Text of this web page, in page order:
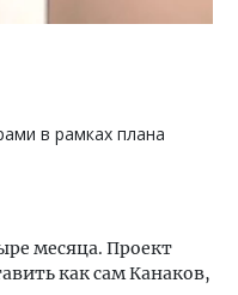
в рамках плана
месяца. Проект
как сам Канаков,